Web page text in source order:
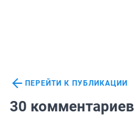
ПЕРЕЙТИ К ПУБЛИКАЦИИ
30 комментариев